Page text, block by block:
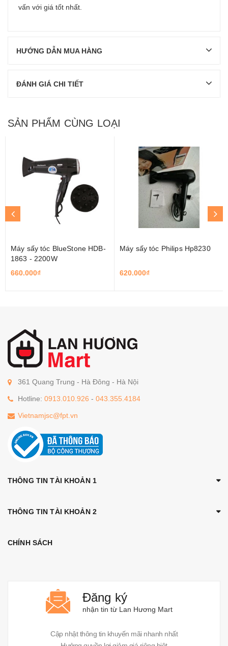
vấn với giá tốt nhất.
HƯỚNG DẪN MUA HÀNG
ĐÁNH GIÁ CHI TIẾT
SẢN PHẨM CÙNG LOẠI
Máy sấy tóc BlueStone HDB-
1863 - 2200W
660.000₫
Máy sấy tóc Philips Hp8230
620.000₫
361 Quang Trung - Hà Đông - Hà Nội
Hotline: 0913.010.926 - 043.355.4184
Vietnamjsc@fpt.vn
THÔNG TIN TÀI KHOẢN 1
THÔNG TIN TÀI KHOẢN 2
CHÍNH SÁCH
Đăng ký
nhận tin từ Lan Hương Mart
Cập nhật thông tin khuyến mãi nhanh nhất